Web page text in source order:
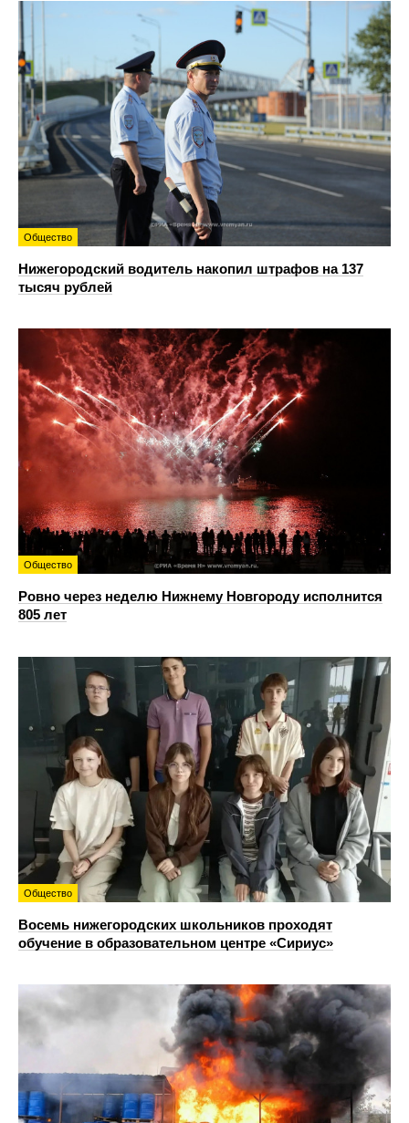
Общество
Нижегородский водитель накопил штрафов на 137
тысяч рублей
Общество
Ровно через неделю Нижнему Новгороду исполнится
805 лет
Общество
Восемь нижегородских школьников проходят
обучение в образовательном центре «Сириус»